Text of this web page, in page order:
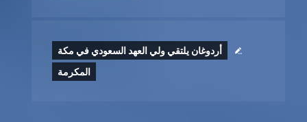
أردوغان يلتقي ولي العهد السعودي في مكة
المكرمة